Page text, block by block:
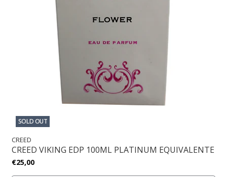
SOLD OUT
CREED
CREED VIKING EDP 100ML PLATINUM EQUIVALENTE
€25,00